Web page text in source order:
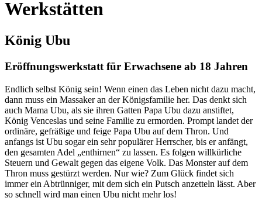
Werkstätten
König Ubu
Eröffnungswerkstatt für Erwachsene ab 18 Jahren
Endlich selbst König sein! Wenn einen das Leben nicht dazu macht,
dann muss ein Massaker an der Königsfamilie her. Das denkt sich
auch Mama Ubu, als sie ihren Gatten Papa Ubu dazu anstiftet,
König Venceslas und seine Familie zu ermorden. Prompt landet der
ordinäre, gefräßige und feige Papa Ubu auf dem Thron. Und
anfangs ist Ubu sogar ein sehr populärer Herrscher, bis er anfängt,
den gesamten Adel „enthirnen“ zu lassen. Es folgen willkürliche
Steuern und Gewalt gegen das eigene Volk. Das Monster auf dem
Thron muss gestürzt werden. Nur wie? Zum Glück findet sich
immer ein Abtrünniger, mit dem sich ein Putsch anzetteln lässt. Aber
so schnell wird man einen Ubu nicht mehr los!